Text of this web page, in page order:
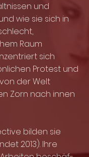
und
wie sie sich in
Raum
sich
Protest und
der Welt
Zorn nach innen
bilden sie
2013). Ihre